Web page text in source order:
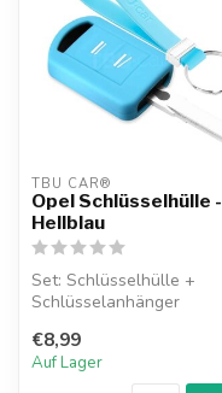
TBU CAR®
Opel Schlüsselhülle -
Hellblau
Set: Schlüsselhülle +
Schlüsselanhänger
€8,99
Auf Lager